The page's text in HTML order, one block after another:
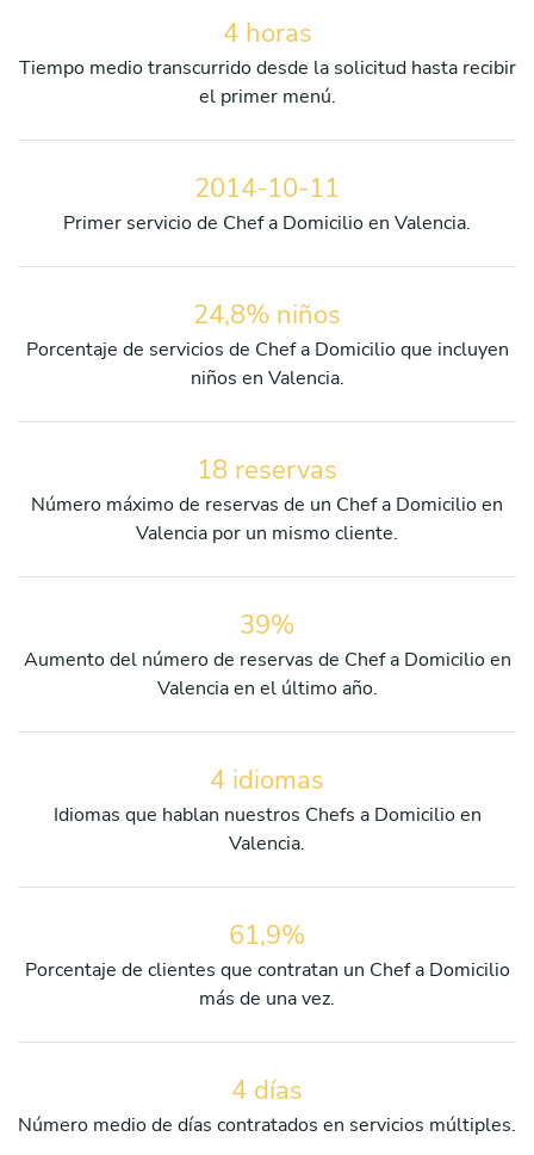
4 horas
Tiempo medio transcurrido desde la solicitud hasta recibir
el primer menú.
2014-10-11
Primer servicio de Chef a Domicilio en Valencia.
24,8% niños
Porcentaje de servicios de Chef a Domicilio que incluyen
niños en Valencia.
18 reservas
Número máximo de reservas de un Chef a Domicilio en
Valencia por un mismo cliente.
39%
Aumento del número de reservas de Chef a Domicilio en
Valencia en el último año.
4 idiomas
Idiomas que hablan nuestros Chefs a Domicilio en
Valencia.
61,9%
Porcentaje de clientes que contratan un Chef a Domicilio
más de una vez.
4 días
Número medio de días contratados en servicios múltiples.